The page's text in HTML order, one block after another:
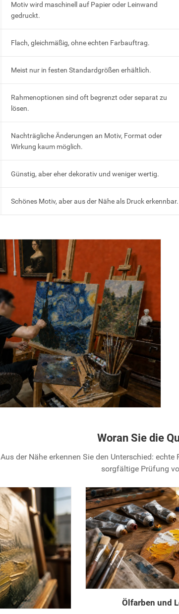
Motiv wird maschinell auf Papier oder Leinwand
gedruckt.
Flach, gleichmäßig, ohne echten Farbauftrag.
Meist nur in festen Standardgrößen erhältlich.
Rahmenoptionen sind oft begrenzt oder separat zu
lösen.
Nachträgliche Änderungen an Motiv, Format oder
Wirkung kaum möglich.
Günstig, aber eher dekorativ und weniger wertig.
Schönes Motiv, aber aus der Nähe als Druck erkennbar.
Woran Sie die
Aus der Nähe erkennen Sie den Unterschied:
sorgfältige Prüfung
Ölfarben und